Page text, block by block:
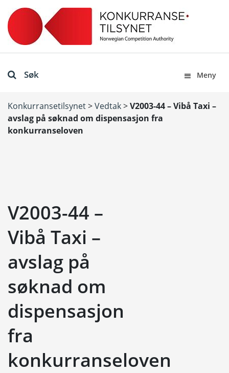
Søk Meny
Konkurransetilsynet>Vedtak>V2003-44 – Vibå Taxi –
avslag på søknad om dispensasjon fra
konkurranseloven
V2003-44 –
Vibå Taxi –
avslag på
søknad om
dispensasjon
fra
konkurranseloven